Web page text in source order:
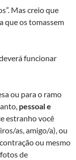
Mas creio que
que os tomassem
funcionar
ou para o ramo
pessoal e
estranho você
as, amigo/a), ou
ou mesmo
de